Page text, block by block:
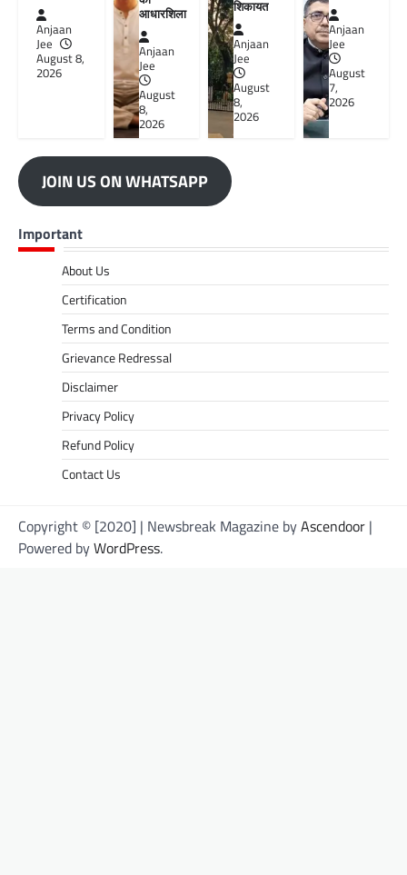
Anjaan
Jee
August 8,
2026
आधारशिला
Anjaan
Jee
August
8,
2026
शिकायत
Anjaan
Jee
August
8,
2026
Anjaan
Jee
August
7,
2026
JOIN US ON WHATSAPP
Important
About Us
Certification
Terms and Condition
Grievance Redressal
Disclaimer
Privacy Policy
Refund Policy
Contact Us
Copyright © [2020] | Newsbreak Magazine byAscendoor |
Powered byWordPress.